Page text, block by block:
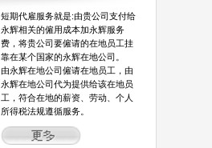
短期代雇服务就是:由贵公司支付给
永辉相关的僱用成本加永辉服务
费，将贵公司要僱请的在地员工挂
靠在某个国家的永辉在地公司。
由永辉在地公司僱请在地员工，由
永辉在地公司代为提供给该在地员
工，符合在地的薪资、劳动、个人
所得税法规遵循服务。